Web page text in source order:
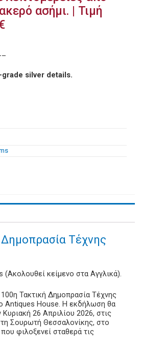
ασήμι. | Τιμή
silver details.
Τέχνης
κείμενο στα Αγγλικά).
Τακτική Δημοπρασία Τέχνης
Antiques House. Η εκδήλωση θα
Κυριακή 26 Απριλίου 2026, στις
Σουρωτή Θεσσαλονίκης, στο
φιλοξενεί σταθερά τις